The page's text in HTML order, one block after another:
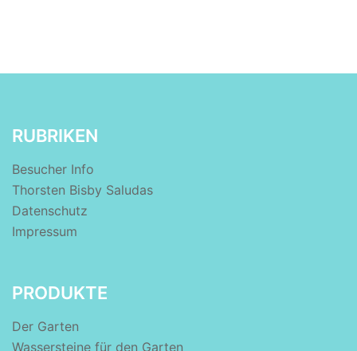
RUBRIKEN
Besucher Info
Thorsten Bisby Saludas
Datenschutz
Impressum
PRODUKTE
Der Garten
Wassersteine für den Garten